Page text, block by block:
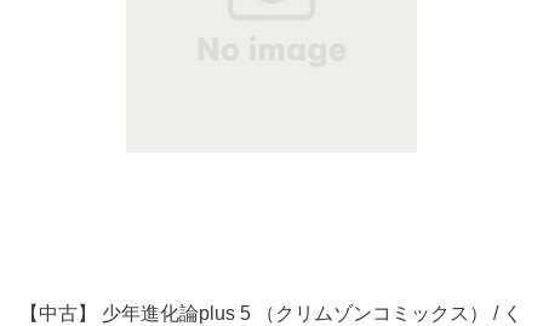
【中古】 少年進化論plus 5 （クリムゾンコミックス） / く